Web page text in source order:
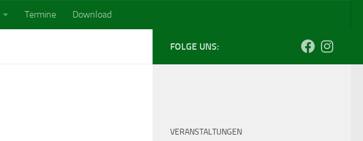
Termine Download
FOLGE UNS:
VERANSTALTUNGEN